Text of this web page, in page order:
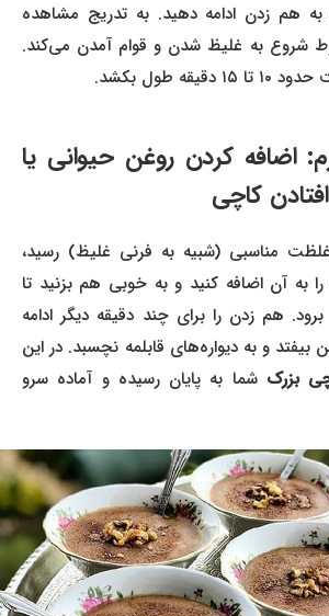
هم زدن ادامه دهید. به تدریج مشاهده
شروع به غلیظ شدن و قوام آمدن می‌کند.
بکشد.
اضافه کردن روغن حیوانی یا
کاچی
مناسبی (شبیه به فرنی غلیظ) رسید،
به آن اضافه کنید و به خوبی هم بزنید تا
هم زدن را برای چند دقیقه دیگر ادامه
و به دیواره‌های قابلمه نچسبد. در این
شما به پایان رسیده و آماده سرو